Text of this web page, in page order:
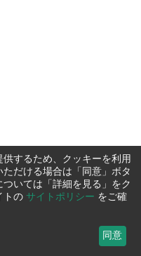
するため、クッキーを利用
だける場合は「同意」ボタ
いては「詳細を見る」をク
トの サイトポリシー をご確
同意